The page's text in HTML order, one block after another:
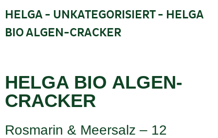
HELGA- UNKATEGORISIERT- HELGA
BIO ALGEN-CRACKER
HELGA BIO ALGEN-
CRACKER
Rosmarin & Meersalz – 12